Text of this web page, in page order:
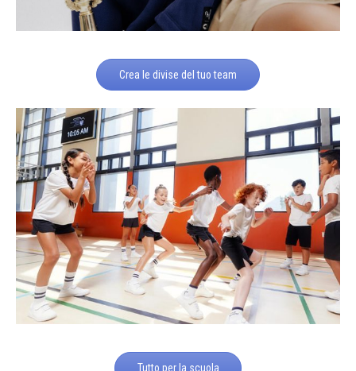
Crea le divise del tuo team
Tutto per la scuola